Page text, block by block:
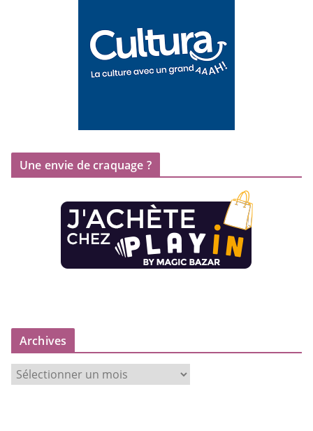
Une envie de craquage ?
Archives
r